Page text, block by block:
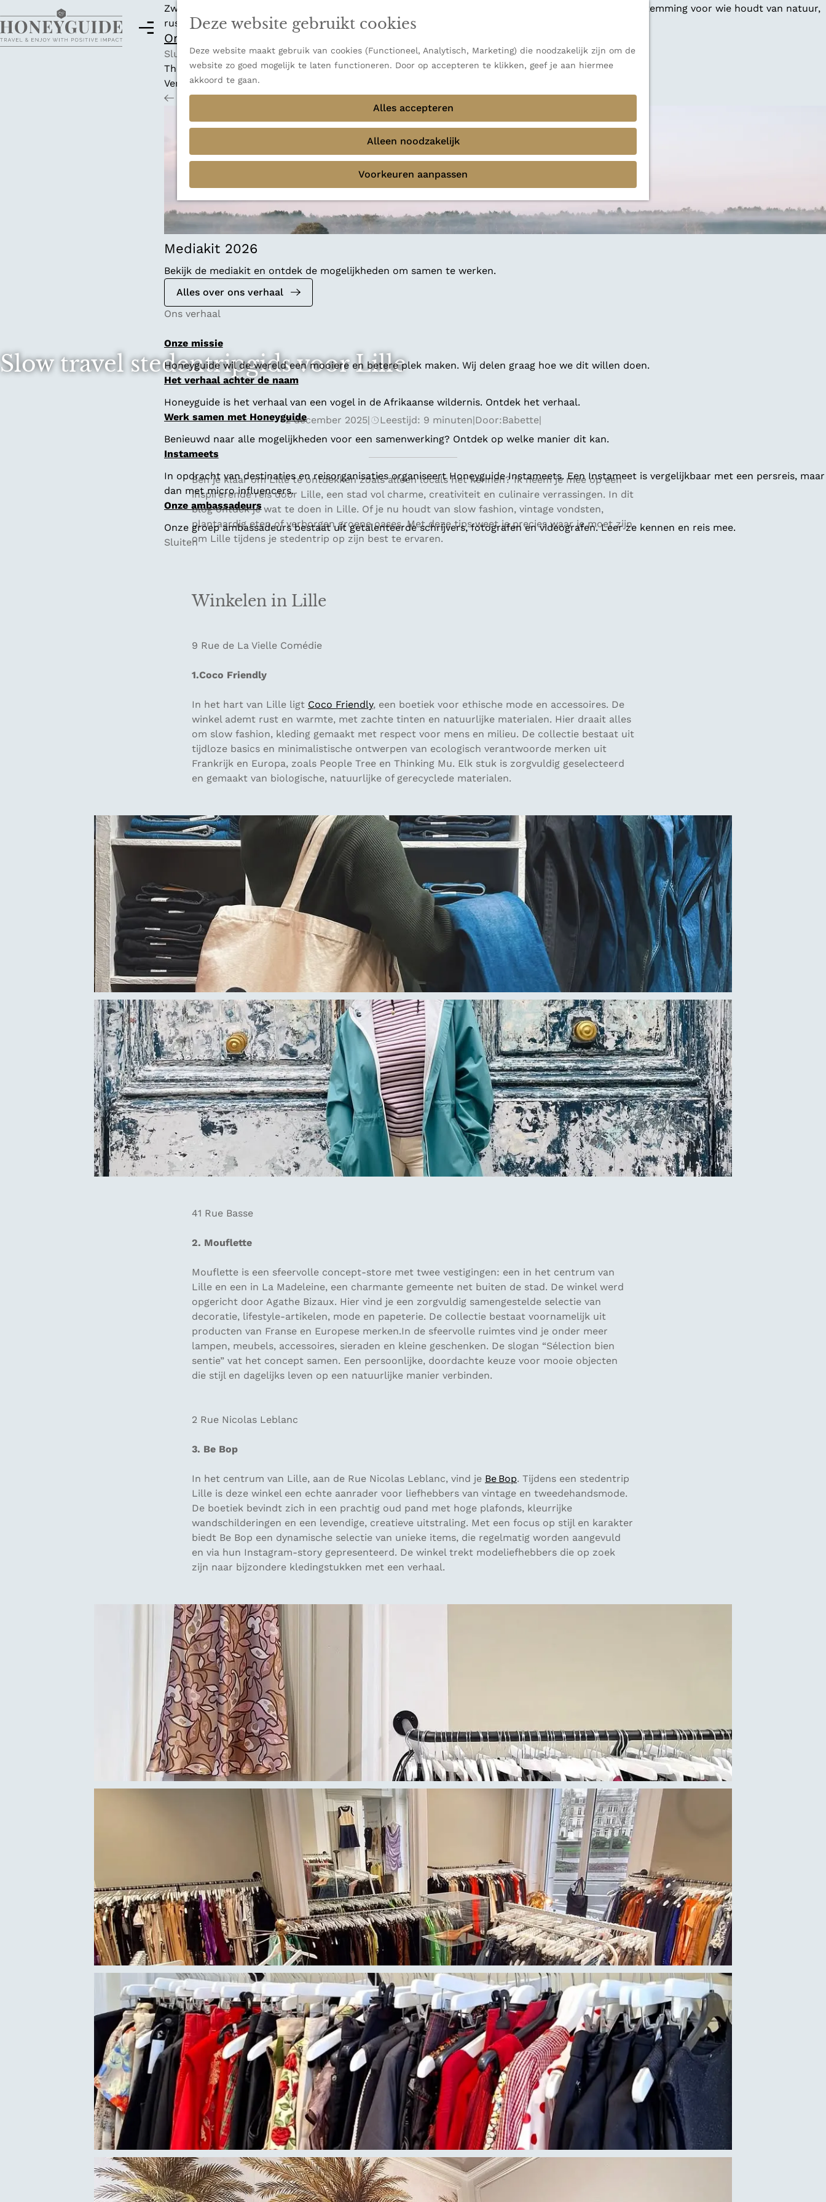
Deze website gebruikt cookies
Deze website maakt gebruik van cookies (Functioneel, Analytisch, Marketing) die noodzakelijk zijn om de
website zo goed mogelijk te laten functioneren. Door op accepteren te klikken, geef je aan hiermee
akkoord te gaan.
Alles accepteren
Alleen noodzakelijk
Voorkeuren aanpassen
M
Zwitserland is misschien vooral bekend om zijn indrukwekkende Alpen, maar ook een veelzijdige bestemming voor wie houdt van natuur,
rust en adembenemende uitzichten.
Ontdek alle bestemmingen
Sluiten
Thema's
Verborgen parels
Terug Ons verhaal
Mediakit 2026
Bekijk de mediakit en ontdek de mogelijkheden om samen te werken.
Alles over ons verhaal
Ons verhaal
Onze missie
Honeyguide wil de wereld een mooiere en betere plek maken. Wij delen graag hoe we dit willen doen.
Het verhaal achter de naam
Honeyguide is het verhaal van een vogel in de Afrikaanse wildernis. Ontdek het verhaal.
Werk samen met Honeyguide
Benieuwd naar alle mogelijkheden voor een samenwerking? Ontdek op welke manier dit kan.
Instameets
In opdracht van destinaties en reisorganisaties organiseert Honeyguide Instameets. Een Instameet is vergelijkbaar met een persreis, maar
dan met micro influencers.
Onze ambassadeurs
Onze groep ambassadeurs bestaat uit getalenteerde schrijvers, fotografen en videografen. Leer ze kennen en reis mee.
Sluiten
Slow travel stedentripgids voor Lille
2 december 2025| Leestijd: 9 minuten|Door:Babette|
Ben je klaar om Lille te ontdekken zoals alleen locals het kennen? Ik neem je mee op een
inspirerende reis door Lille, een stad vol charme, creativiteit en culinaire verrassingen. In dit
blog ontdek je wat te doen in Lille. Of je nu houdt van slow fashion, vintage vondsten,
plantaardig eten of verborgen groene oases. Met deze tips weet je precies waar je moet zijn
om Lille tijdens je stedentrip op zijn best te ervaren.
Winkelen in Lille
9 Rue de La Vielle Comédie
1.Coco Friendly
In het hart van Lille ligt Coco Friendly, een boetiek voor ethische mode en accessoires. De
winkel ademt rust en warmte, met zachte tinten en natuurlijke materialen. Hier draait alles
om slow fashion, kleding gemaakt met respect voor mens en milieu. De collectie bestaat uit
tijdloze basics en minimalistische ontwerpen van ecologisch verantwoorde merken uit
Frankrijk en Europa, zoals People Tree en Thinking Mu. Elk stuk is zorgvuldig geselecteerd
en gemaakt van biologische, natuurlijke of gerecyclede materialen.
41 Rue Basse
2. Mouflette
Mouflette is een sfeervolle concept-store met twee vestigingen: een in het centrum van
Lille en een in La Madeleine, een charmante gemeente net buiten de stad. De winkel werd
opgericht door Agathe Bizaux. Hier vind je een zorgvuldig samengestelde selectie van
decoratie, lifestyle-artikelen, mode en papeterie. De collectie bestaat voornamelijk uit
producten van Franse en Europese merken.In de sfeervolle ruimtes vind je onder meer
lampen, meubels, accessoires, sieraden en kleine geschenken. De slogan “Sélection bien
sentie” vat het concept samen. Een persoonlijke, doordachte keuze voor mooie objecten
die stijl en dagelijks leven op een natuurlijke manier verbinden.
2 Rue Nicolas Leblanc
3. Be Bop
In het centrum van Lille, aan de Rue Nicolas Leblanc, vind je Be Bop. Tijdens een stedentrip
Lille is deze winkel een echte aanrader voor liefhebbers van vintage en tweedehandsmode.
De boetiek bevindt zich in een prachtig oud pand met hoge plafonds, kleurrijke
wandschilderingen en een levendige, creatieve uitstraling. Met een focus op stijl en karakter
biedt Be Bop een dynamische selectie van unieke items, die regelmatig worden aangevuld
en via hun Instagram-story gepresenteerd. De winkel trekt modeliefhebbers die op zoek
zijn naar bijzondere kledingstukken met een verhaal.